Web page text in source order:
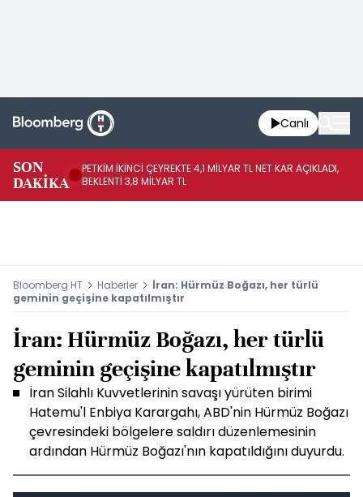
Canlı
SON
DAKİKA
PETKİM İKİNCİ ÇEYREKTE 4,1 MİLYAR TL NET KAR AÇIKLADI,
BEKLENTİ 3,8 MİLYAR TL
Bloomberg HT Haberler
İran: Hürmüz Boğazı, her türlü
geminin geçişine kapatılmıştır
İran: Hürmüz Boğazı, her türlü
geminin geçişine kapatılmıştır
İran Silahlı Kuvvetlerinin savaşı yürüten birimi
Hatemu'l Enbiya Karargahı, ABD'nin Hürmüz Boğazı
çevresindeki bölgelere saldırı düzenlemesinin
ardından Hürmüz Boğazı'nın kapatıldığını duyurdu.